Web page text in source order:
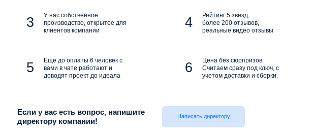
У нас собственное
производство, открытое для
клиентов компании
Рейтинг 5 звезд,
более 200 отзывов,
реальные видео отзывы
Еще до оплаты 6 человек с
вами в чате работают и
доводят проект до идеала
Цена без сюрпризов.
Считаем сразу под ключ, с
учетом доставки и сборки.
Если у вас есть вопрос, напишите
директору компании!
Написать директору